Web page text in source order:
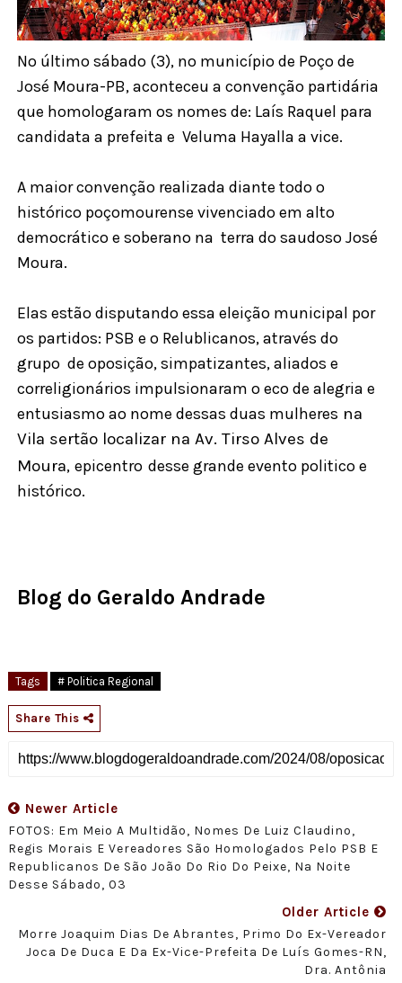
No último sábado (3), no município de Poço de
José Moura-PB, aconteceu a convenção partidária
que homologaram os nomes de: Laís Raquel para
candidata a prefeita e Veluma Hayalla a vice.
A maior convenção realizada diante todo o
histórico poçomourense vivenciado em alto
democrático e soberano na terra do saudoso José
Moura.
Elas estão disputando essa eleição municipal por
os partidos: PSB e o Relublicanos, através do
grupo de oposição,simpatizantes, aliados e
correligionários impulsionaram o eco de alegria e
entusiasmo ao nome dessas duas mulheres na
Vila sertão localizar na Av. Tirso Alves de
Moura, epicentro desse grande evento politico e
histórico.
Blog do Geraldo Andrade
Tags # Politica Regional
Share This
Newer Article
FOTOS: Em Meio A Multidão, Nomes De Luiz Claudino,
Regis Morais E Vereadores São Homologados Pelo PSB E
Republicanos De São João Do Rio Do Peixe, Na Noite
Desse Sábado, 03
Older Article
Morre Joaquim Dias De Abrantes, Primo Do Ex-Vereador
Joca De Duca E Da Ex-Vice-Prefeita De Luís Gomes-RN,
Dra. Antônia